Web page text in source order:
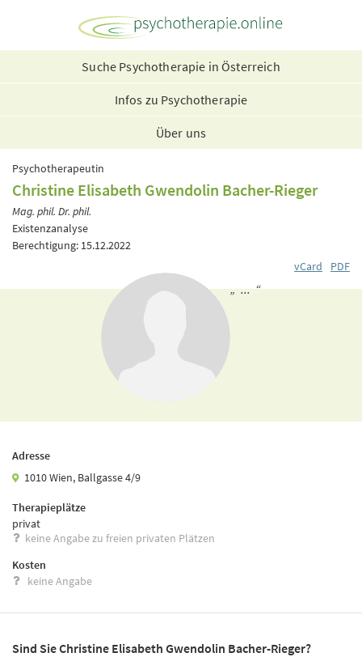
Suche Psychotherapie in Österreich
Infos zu Psychotherapie
Über uns
Psychotherapeutin
Christine Elisabeth Gwendolin Bacher-Rieger
Mag. phil. Dr. phil.
Existenzanalyse
Berechtigung: 15.12.2022
vCard
PDF
„ ... “
Adresse
1010 Wien, Ballgasse 4/9
Therapieplätze
privat
keine Angabe zu freien privaten Plätzen
Kosten
keine Angabe
Sind Sie Christine Elisabeth Gwendolin Bacher-Rieger?